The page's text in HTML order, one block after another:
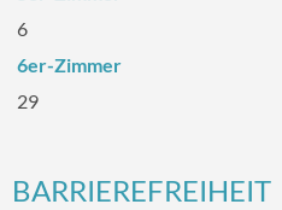
6
6er-Zimmer
29
BARRIEREFREIHEIT